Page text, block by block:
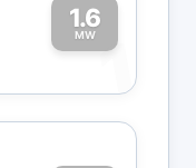
1.6
MW1